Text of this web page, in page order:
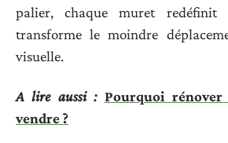
palier, chaque muret
transforme le moindre
visuelle.
A lire aussi : Pourquoi
vendre ?